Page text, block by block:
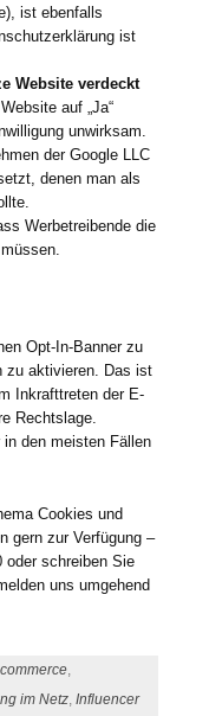
ist ebenfalls
ist
Website verdeckt
auf „Ja“
unwirksam.
der Google LLC
denen man als
Werbetreibende die
Opt-In-Banner zu
zu aktivieren. Das ist
Inkrafttreten der E-
Rechtslage.
in den meisten Fällen
Cookies und
gern zur Verfügung –
oder schreiben Sie
uns umgehend
,
im Netz,Influencer